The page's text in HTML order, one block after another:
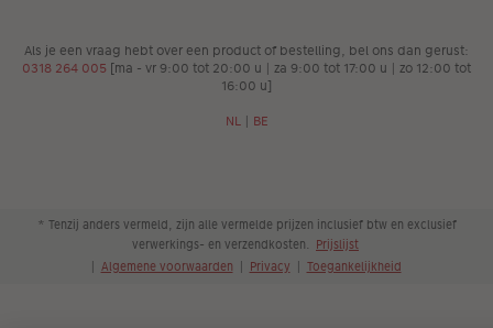
Als je een vraag hebt over een product of bestelling, bel ons dan gerust:
0318 264 005 [ma - vr 9:00 tot 20:00 u | za 9:00 tot 17:00 u | zo 12:00 tot
16:00 u]
NL| BE
* Tenzij anders vermeld, zijn alle vermelde prijzen inclusief btw en exclusief
verwerkings- en verzendkosten. Prijslijst
| Algemene voorwaarden | Privacy | Toegankelijkheid